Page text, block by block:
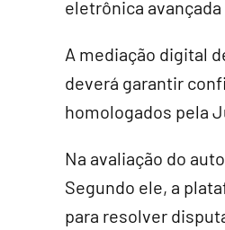
eletrônica
A mediação digital
deverá garantir
homologados pela
Na avaliação do
Segundo ele, a
para resolver